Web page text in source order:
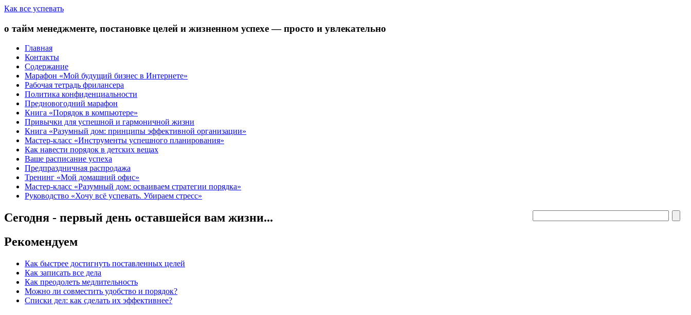
Как все успевать
о тайм менеджменте, постановке целей и жизненном успехе — просто и увлекательно
Главная
Контакты
Содержание
Марафон «Мой будущий бизнес в Интернете»
Рабочая тетрадь фрилансера
Политика конфиденциальности
Предновогодний марафон
Книга «Порядок в компьютере»
Привычки для успешной и гармоничной жизни
Книга «Разумный дом: принципы эффективной организации»
Мастер-класс «Инструменты успешного планирования»
Как навести порядок в детских вещах
Ваше расписание успеха
Предпраздничная распродажа
Тренинг «Мой домашний офис»
Мастер-класс «Разумный дом: осваиваем стратегии порядка»
Руководство «Хочу всё успевать. Убираем стресс»
Сегодня - первый день оставшейся вам жизни...
Рекомендуем
Как быстрее достигнуть поставленных целей
Как записать все дела
Как преодолеть медлительность
Можно ли совместить удобство и порядок?
Списки дел: как сделать их эффективнее?